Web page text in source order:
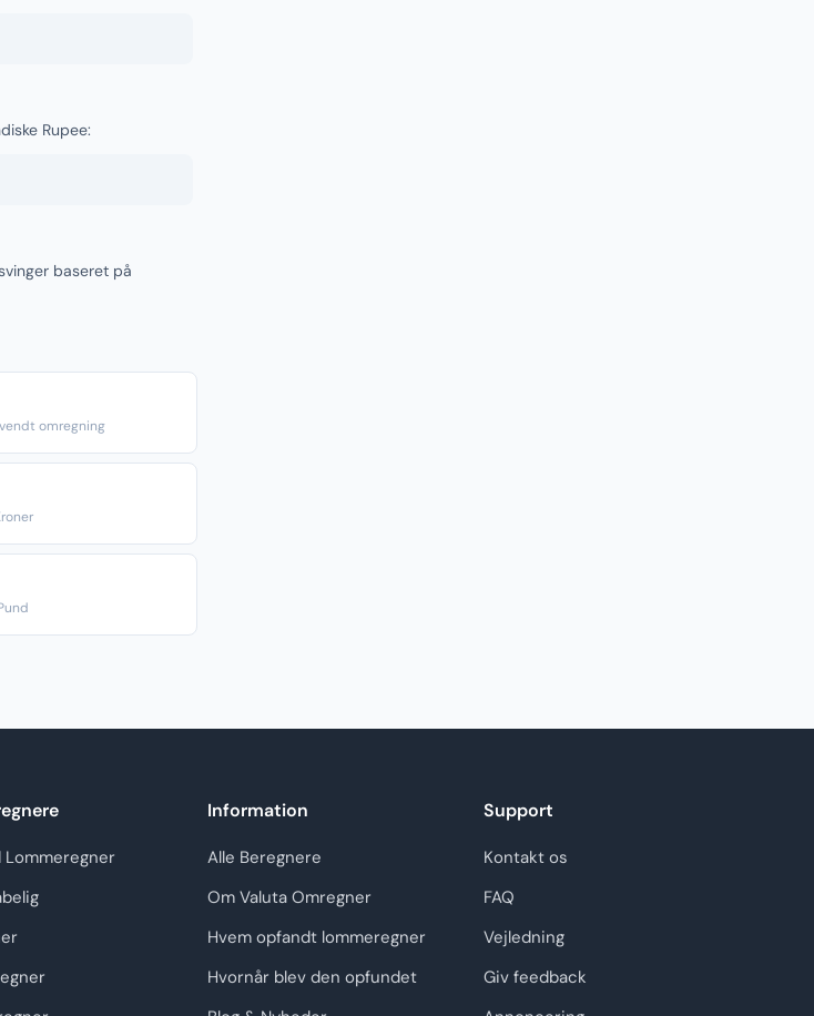
Rupee:
baseret på
omregning
Lommeregner
Information
Alle Beregnere
Om Valuta Omregner
Hvem opfandt lommeregner
Hvornår blev den opfundet
Support
Kontakt os
FAQ
Vejledning
Giv feedback